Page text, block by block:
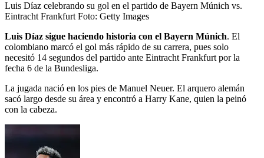
Luis Díaz celebrando su gol en el partido de Bayern Múnich vs.
Eintracht FrankfurtFoto: Getty Images
Luis Díaz sigue haciendo historia con el Bayern Múnich. El
colombiano marcó el gol más rápido de su carrera, pues solo
necesitó 14 segundos del partido ante Eintracht Frankfurt por la
fecha 6 de la Bundesliga.
La jugada nació en los pies de Manuel Neuer. El arquero alemán
sacó largo desde su área y encontró a Harry Kane, quien la peinó
con la cabeza.